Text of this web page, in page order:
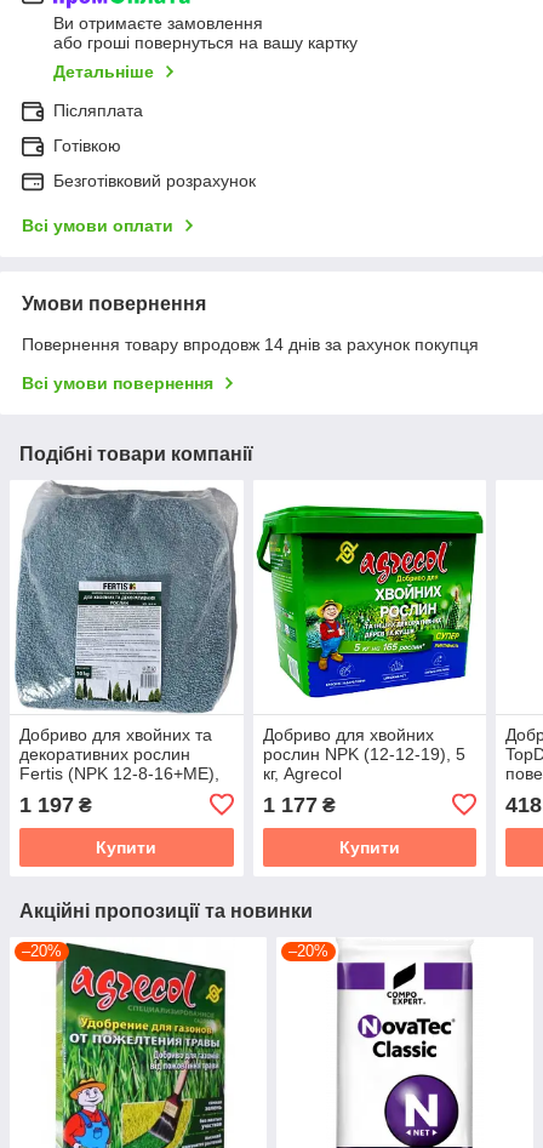
Ви отримаєте замовлення
або гроші повернуться на вашу картку
Детальніше
Післяплата
Готівкою
Безготівковий розрахунок
Всі умови оплати
Умови повернення
Повернення товару впродовж 14 днів за рахунок покупця
Всі умови повернення
Подібні товари компанії
Добриво для хвойних та
декоративних рослин
Fertis (NPK 12-8-16+ME),
1 197 ₴
Купити
Добриво для хвойних
рослин NPK (12-12-19), 5
кг, Agrecol
1 177₴
Купити
дії
418
Акційні пропозиції та новинки
–20% –20%